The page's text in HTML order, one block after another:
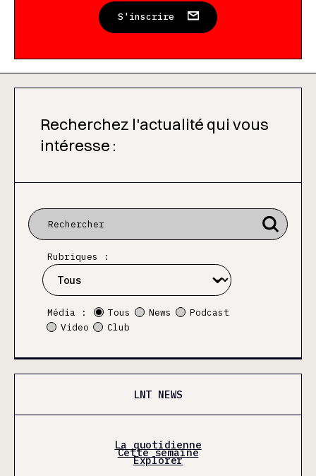
S'inscrire
Recherchez l'actualité qui vous
intéresse :
Rubriques :
Média : Tous News
Podcast
Video
Club
LNT NEWS
La quotidienne
Cette semaine
Explorer